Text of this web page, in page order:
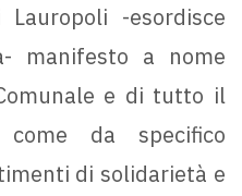
-esordisce
manifesto a nome
e di tutto il
come da specifico
di solidarietà e